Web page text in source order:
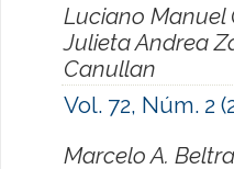
Luciano Manuel
Julieta Andrea
Canullan
Vol. 72, Núm. 2
Marcelo A.